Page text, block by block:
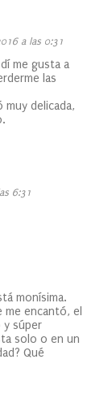
a las 0:31
me gusta a
las
muy delicada,
6:31
monísima.
encantó, el
y súper
solo o en un
Qué